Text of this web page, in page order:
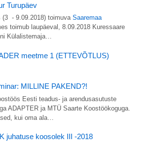
Turupäev
(3 - 9.09.2018) toimuva Saaremaa
toimub laupäeval, 8.09.2018 Kuressaare
Külalistemaja…
meetme 1 (ETTEVÕTLUS)
MILLINE PAKEND?!
Eesti teadus- ja arendusasutuste
ADAPTER ja MTÜ Saarte Koostöökoguga.
kui oma ala…
juhatuse koosolek III -2018